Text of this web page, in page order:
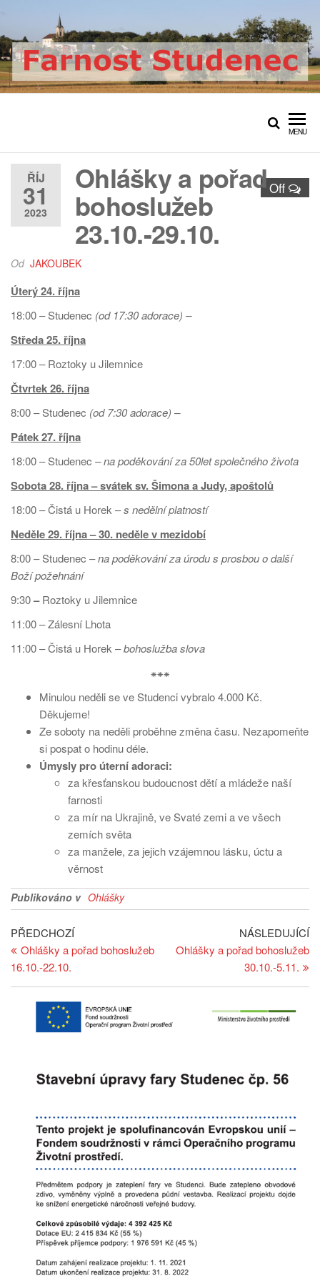
obsah
Farnost StudenecOficiální web římskokatolické
farnosti Studenec
MENU
ŘÍJ
31
2023
Off
Ohlášky a pořad
bohoslužeb
23.10.-29.10.
Od JAKOUBEK
Úterý 24. října
18:00 – Studenec (od 17:30 adorace) –
Středa 25. října
17:00 – Roztoky u Jilemnice
Čtvrtek 26. října
8:00 – Studenec (od 7:30 adorace) –
Pátek 27. října
18:00 – Studenec – na poděkování za 50let společného života
Sobota 28. října– svátek sv. Šimona a Judy, apoštolů
18:00 – Čistá u Horek –s nedělní platností
Neděle 29. října – 30. neděle v mezidobí
8:00 – Studenec –na poděkování za úrodu s prosbou o další
Boží požehnání
9:30–Roztoky u Jilemnice
11:00 – Zálesní Lhota
11:00 – Čistá u Horek –bohoslužba slova
⁕⁕⁕
Minulou neděli se ve Studenci vybralo 4.000 Kč.
Děkujeme!
Ze soboty na neděli proběhne změna času. Nezapomeňte
si pospat o hodinu déle.
Úmysly pro úterní adoraci:
za křesťanskou budoucnost dětí a mládeže naší
farnosti
za mír na Ukrajině, ve Svaté zemi a ve všech
zemích světa
za manžele, za jejich vzájemnou lásku, úctu a
věrnost
Publikováno v Ohlášky
Navigace
pro
příspěvek
Předchozí
článek
PŘEDCHOZÍ
Ohlášky a pořad bohoslužeb
16.10.-22.10.
NÁSLEDUJÍCÍ
Ohlášky a pořad bohoslužeb
30.10.-5.11.